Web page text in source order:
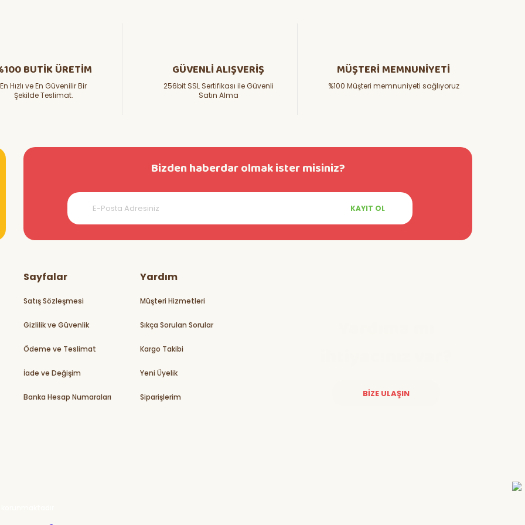
Diğer yorumları göster
BUTİK ÜRETİM
En Hızlı ve En Güvenilir Bir
Şekilde Teslimat.
GÜVENLİ ALIŞVERİŞ
256bit SSL Sertifikası ile Güvenli
Satın Alma
MÜŞTERİ MEMNUNİYETİ
%100 Müşteri memnuniyeti sağlıyoruz
Bizden haberdar olmak ister misiniz?
KAYIT OL
Sayfalar
Satış Sözleşmesi
Gizlilik ve Güvenlik
Ödeme ve Teslimat
İade ve Değişim
Banka Hesap Numaraları
Yardım
Müşteri Hizmetleri
Sıkça Sorulan Sorular
Kargo Takibi
Yeni Üyelik
Siparişlerim BİZE ULAŞIN